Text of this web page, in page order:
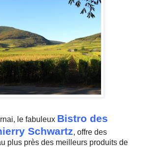
le fabuleux Bistro des
Schwartz, offre des
plus près des meilleurs produits de